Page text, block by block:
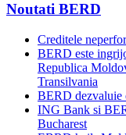
Noutati BERD
Creditele
BERD este
Republica
Transilvania
BERD dezvaluie
ING Bank si
Bucharest